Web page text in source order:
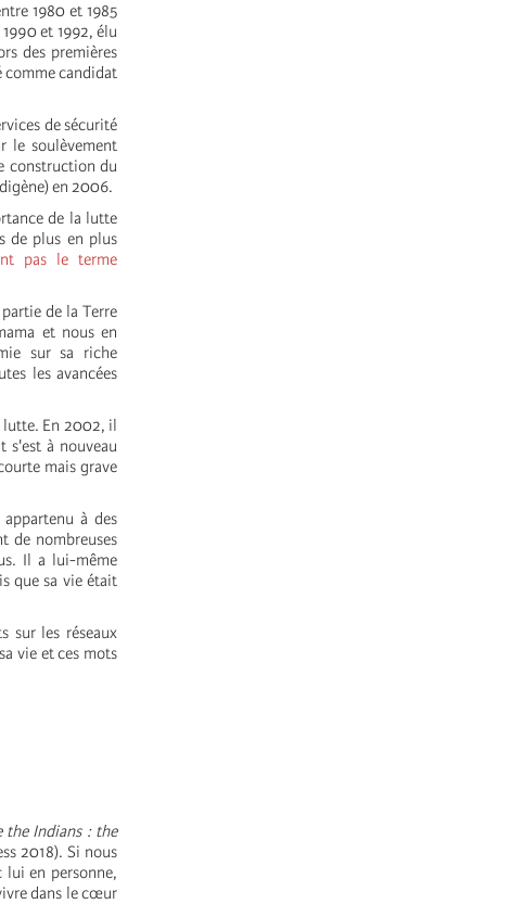
1980 et 1985
et 1992, élu
des premières
comme candidat
de sécurité
le soulèvement
construction du
en 2006.
de la lutte
de plus en plus
pas le terme
de la Terre
et nous en
sur sa riche
les avancées
lutte. En 2002, il
s'est à nouveau
mais grave
à des
de nombreuses
Il a lui-même
que sa vie était
sur les réseaux
vie et ces mots
the Indians : the
2018). Si nous
en personne,
dans le cœur